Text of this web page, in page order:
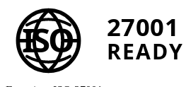
ISO 27001
READY